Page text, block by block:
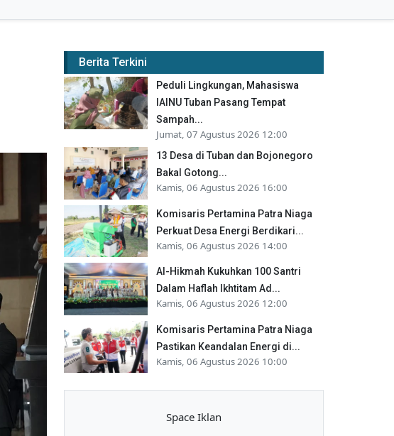
Berita Terkini
Peduli Lingkungan, Mahasiswa
IAINU Tuban Pasang Tempat
Sampah...
Jumat, 07 Agustus 2026 12:00
13 Desa di Tuban dan Bojonegoro
Bakal Gotong...
Kamis, 06 Agustus 2026 16:00
Komisaris Pertamina Patra Niaga
Perkuat Desa Energi Berdikari...
Kamis, 06 Agustus 2026 14:00
Al-Hikmah Kukuhkan 100 Santri
Dalam Haflah Ikhtitam Ad...
Kamis, 06 Agustus 2026 12:00
Komisaris Pertamina Patra Niaga
Pastikan Keandalan Energi di...
Kamis, 06 Agustus 2026 10:00
Space Iklan